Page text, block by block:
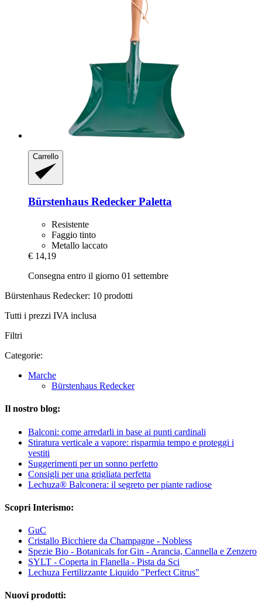
Carrello
Bürstenhaus Redecker Paletta
Resistente
Faggio tinto
Metallo laccato
€ 14,19
Consegna entro il giorno 01 settembre
Bürstenhaus Redecker: 10 prodotti
Tutti i prezzi IVA inclusa
Filtri
Categorie:
Marche
Bürstenhaus Redecker
Il nostro blog:
Balconi: come arredarli in base ai punti cardinali
Stiratura verticale a vapore: risparmia tempo e proteggi i
vestiti
Suggerimenti per un sonno perfetto
Consigli per una grigliata perfetta
Lechuza® Balconera: il segreto per piante radiose
Scopri Interismo:
GuC
Cristallo Bicchiere da Champagne - Nobless
Spezie Bio - Botanicals for Gin - Arancia, Cannella e Zenzero
SYLT - Coperta in Flanella - Pista da Sci
Lechuza Fertilizzante Liquido "Perfect Citrus"
Nuovi prodotti: